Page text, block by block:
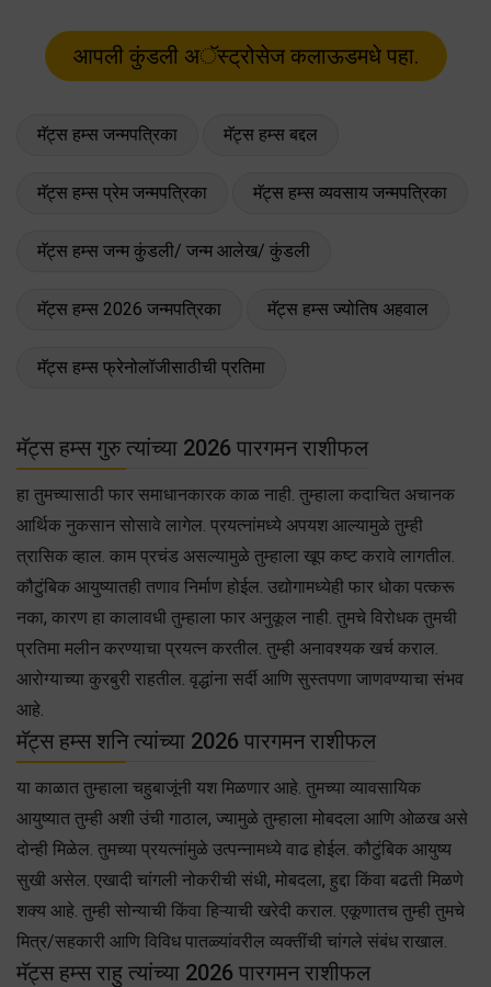
मॅट्स हम्स जन्मपत्रिका मॅट्स हम्स बद्दल
मॅट्स हम्स प्रेम जन्मपत्रिका मॅट्स हम्स व्यवसाय जन्मपत्रिका
मॅट्स हम्स जन्म कुंडली/ जन्म आलेख/ कुंडली
मॅट्स हम्स 2026 जन्मपत्रिका मॅट्स हम्स ज्योतिष अहवाल
मॅट्स हम्स फ्रेनोलॉजीसाठीची प्रतिमा
मॅट्स हम्स गुरु त्यांच्या 2026 पारगमन राशीफल
हा तुमच्यासाठी फार समाधानकारक काळ नाही. तुम्हाला कदाचित अचानक
आर्थिक नुकसान सोसावे लागेल. प्रयत्नांमध्ये अपयश आल्यामुळे तुम्ही
त्रासिक व्हाल. काम प्रचंड असल्यामुळे तुम्हाला खूप कष्ट करावे लागतील.
कौटुंबिक आयुष्यातही तणाव निर्माण होईल. उद्योगामध्येही फार धोका पत्करू
नका, कारण हा कालावधी तुम्हाला फार अनुकूल नाही. तुमचे विरोधक तुमची
प्रतिमा मलीन करण्याचा प्रयत्न करतील. तुम्ही अनावश्यक खर्च कराल.
आरोग्याच्या कुरबुरी राहतील. वृद्धांना सर्दी आणि सुस्तपणा जाणवण्याचा संभव
आहे.
मॅट्स हम्स शनि त्यांच्या 2026 पारगमन राशीफल
या काळात तुम्हाला चहुबाजूंनी यश मिळणार आहे. तुमच्या व्यावसायिक
आयुष्यात तुम्ही अशी उंची गाठाल, ज्यामुळे तुम्हाला मोबदला आणि ओळख असे
दोन्ही मिळेल. तुमच्या प्रयत्नांमुळे उत्पन्नामध्ये वाढ होईल. कौटुंबिक आयुष्य
सुखी असेल. एखादी चांगली नोकरीची संधी, मोबदला, हुद्दा किंवा बढती मिळणे
शक्य आहे. तुम्ही सोन्याची किंवा हिऱ्याची खरेदी कराल. एकूणातच तुम्ही तुमचे
मित्र/सहकारी आणि विविध पातळ्यांवरील व्यक्तींची चांगले संबंध राखाल.
मॅट्स हम्स राहु त्यांच्या 2026 पारगमन राशीफल